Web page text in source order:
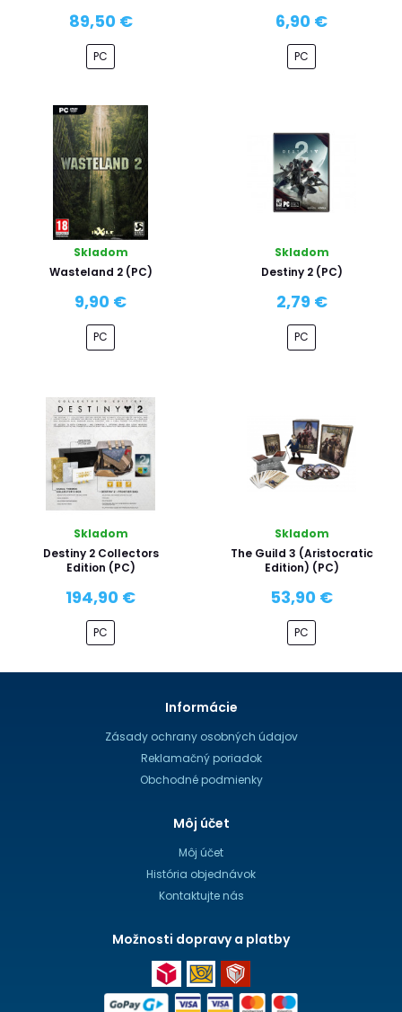
89,50 €
PC
6,90 €
PC
Skladom
Wasteland 2 (PC)
9,90 €
PC
Skladom
Destiny 2 (PC)
2,79 €
PC
Skladom
Destiny 2 Collectors
Edition (PC)
194,90 €
PC
Skladom
The Guild 3 (Aristocratic
Edition) (PC)
53,90 €
PC
Informácie
Zásady ochrany osobných údajov
Reklamačný poriadok
Obchodné podmienky
Môj účet
Môj účet
História objednávok
Kontaktujte nás
Možnosti dopravy a platby